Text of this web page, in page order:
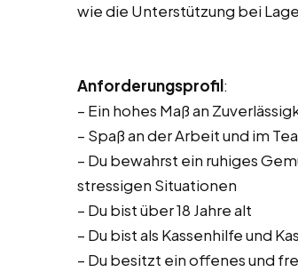
wie die Unterstützung bei
Anforderungsprofil:
– Ein hohes Maß an
– Spaß an der Arbeit und im
– Du bewahrst ein ruhiges
stressigen Situationen
– Du bist über 18 Jahre alt
– Du bist als Kassenhilfe und
– Du besitzt ein offenes und